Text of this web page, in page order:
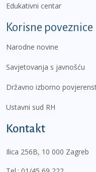
Edukativni centar
Korisne poveznice
Narodne novine
Savjetovanja s javnošću
Državno izborno
Ustavni sud RH
Kontakt
Ilica 256B, 10 000 Zagreb